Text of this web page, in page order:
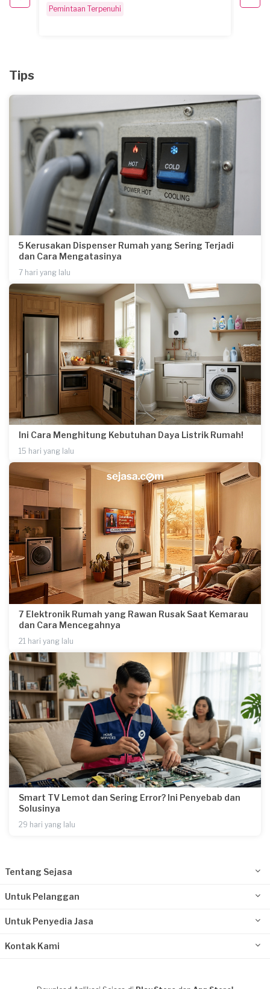
Pemintaan Terpenuhi
Tips
5 Kerusakan Dispenser Rumah yang Sering Terjadi
dan Cara Mengatasinya
7 hari yang lalu
Ini Cara Menghitung Kebutuhan Daya Listrik Rumah!
15 hari yang lalu
7 Elektronik Rumah yang Rawan Rusak Saat Kemarau
dan Cara Mencegahnya
21 hari yang lalu
Smart TV Lemot dan Sering Error? Ini Penyebab dan
Solusinya
29 hari yang lalu
Tentang Sejasa
Untuk Pelanggan
Untuk Penyedia Jasa
Kontak Kami